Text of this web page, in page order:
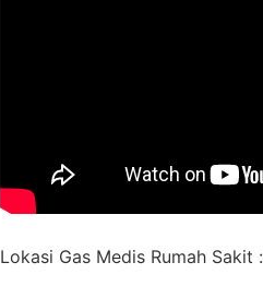
Lokasi Gas Medis Rumah Sakit :